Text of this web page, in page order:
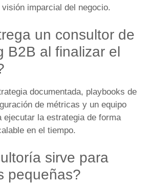
imparcial del negocio.
un consultor de
B2B al finalizar el
documentada, playbooks de
de métricas y un equipo
ejecutar la estrategia de forma
en el tiempo.
sirve para
pequeñas?